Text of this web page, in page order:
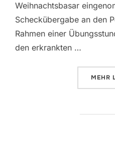
Weihnachtsbasar
Scheckübergabe an den
Rahmen einer
den erkrankten …
MEHR